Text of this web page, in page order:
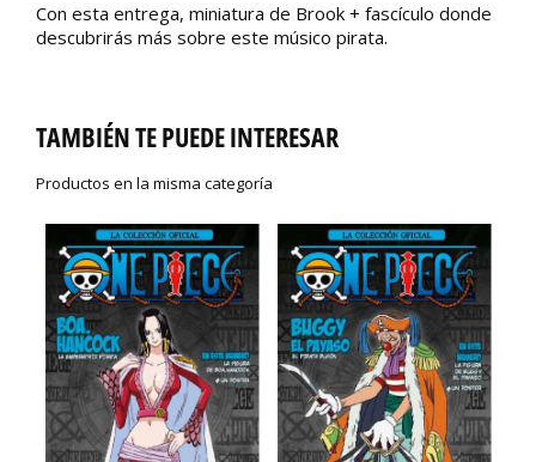
Con esta entrega, miniatura de Brook + fascículo donde
descubrirás más sobre este músico pirata.
TAMBIÉN TE PUEDE INTERESAR
Productos en la misma categoría